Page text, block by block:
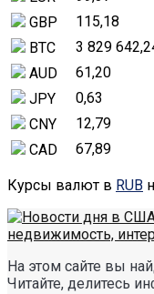
GBP
115,18
BTC
3 829
AUD
61,20
JPY
0,63
CNY
12,79
CAD
67,89
Курсы валют в RUB
На этом сайте вы
Читайте, делитесь